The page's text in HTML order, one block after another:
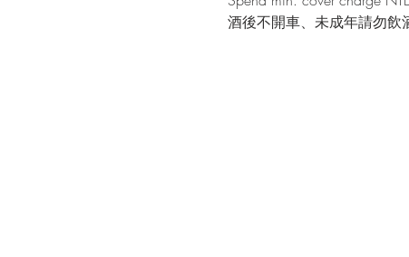
酒後不開車、未成年請勿飲